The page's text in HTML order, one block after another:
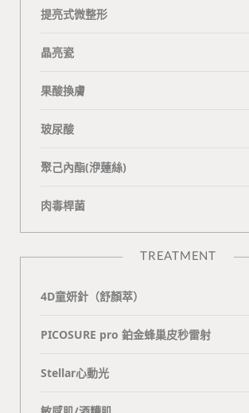
提亮式微整形
晶亮瓷
果酸換膚
玻尿酸
聚己內酯(洢蓮絲)
肉毒桿菌
TREATMENT
4D童妍針（舒顏萃）
PICOSURE pro 鉑金蜂巢皮秒雷射
Stellar心動光